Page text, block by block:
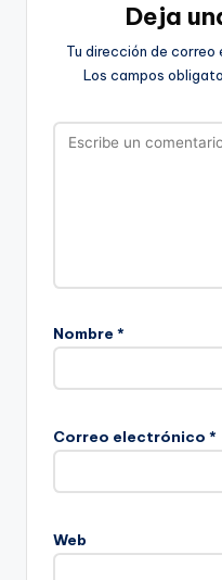
Deja
Tu dirección de correo
Los campos
Nombre *
Correo electrónico *
Web